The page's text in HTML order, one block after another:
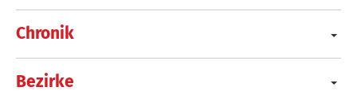
Chronik
Bezirke